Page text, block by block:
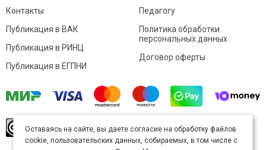
Контакты
Педагогу
Публикация в ВАК
Публикация в РИНЦ
Публикация в ЕГПНИ
Политика обработки
персональных данных
Договор оферты
произведение доступно полицензии Creative
Commons «Attribution» («Атрибуция») 4.0
Оставаясь на сайте, вы даете согласие на обработку файлов
cookie, пользовательских данных, собираемых, в том числе с